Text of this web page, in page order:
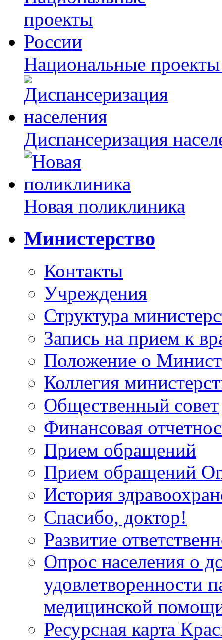
Национальные
Диспансеризация
Новая поликлиника
Министерство
Контакты
Учреждения
Структура
Запись на прием к
Положение о
Коллегия
Общественный совет
Финансовая
Прием обращений
Прием обращений
История
Спасибо, доктор!
Развитие
Опрос населения о
удовлетворенности
медицинской
Ресурсная карта